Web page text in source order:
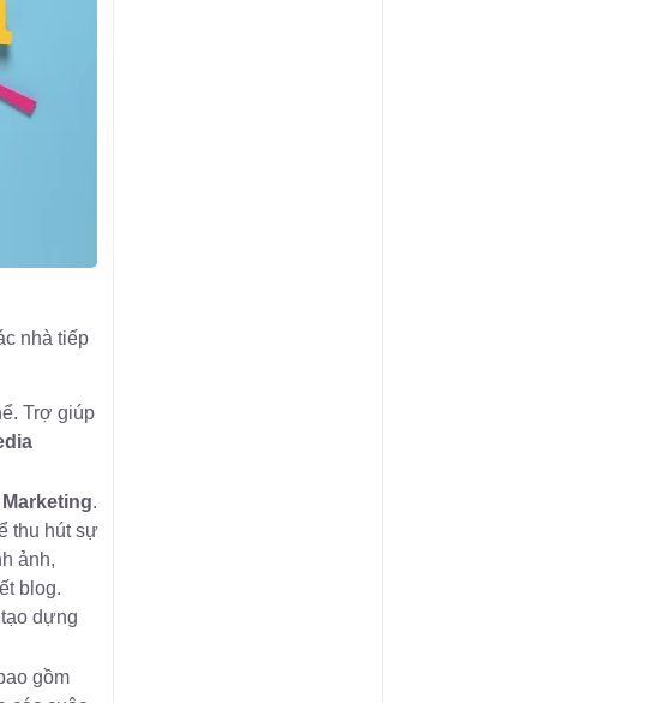
nhà tiếp
Trợ giúp
.
thu hút sự
ảnh,
blog.
dựng
gồm